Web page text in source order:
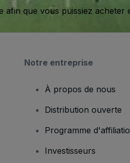
afin que vous puissiez
Notre entreprise
À propos de nous
Distribution ouverte
Programme
Investisseurs